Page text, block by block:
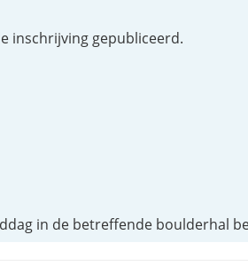
inschrijving gepubliceerd.
in de betreffende boulderhal